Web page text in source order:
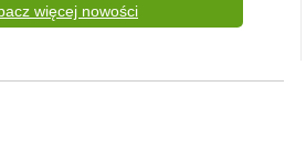
więcej nowości